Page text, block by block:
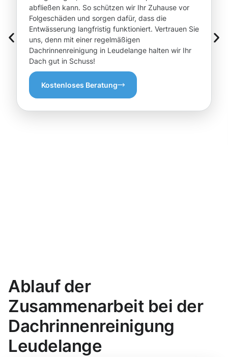
abfließen kann. So schützen wir Ihr Zuhause vor
Folgeschäden und sorgen dafür, dass die
Entwässerung langfristig funktioniert. Vertrauen Sie
uns, denn mit einer regelmäßigen
Dachrinnenreinigung in Leudelange halten wir Ihr
Dach gut in Schuss!
Kostenloses Beratung
Ablauf der
Zusammenarbeit bei der
Dachrinnenreinigung
Leudelange